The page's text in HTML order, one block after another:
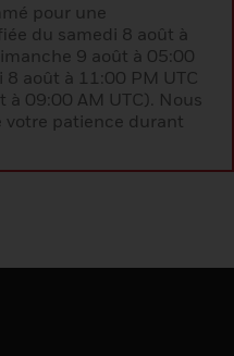
pour une
du samedi 8 août à
9 août à 05:00
8 août à 11:00 PM UTC
à 09:00 AM UTC). Nous
votre patience durant